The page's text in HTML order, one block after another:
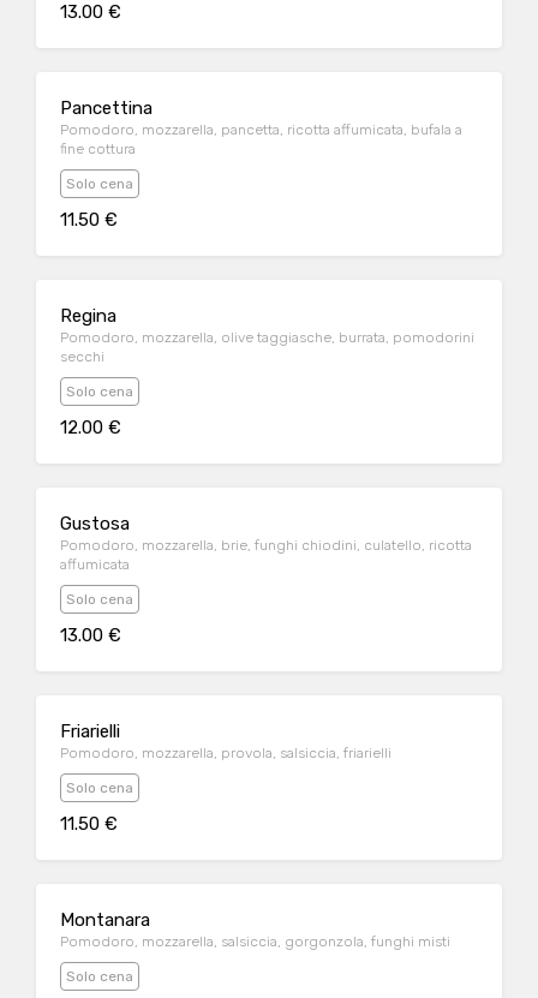
13.00 €
Pancettina
Pomodoro, mozzarella, pancetta, ricotta affumicata, bufala a
fine cottura
Solo cena
11.50 €
Regina
Pomodoro, mozzarella, olive taggiasche, burrata, pomodorini
secchi
Solo cena
12.00 €
Gustosa
Pomodoro, mozzarella, brie, funghi chiodini, culatello, ricotta
affumicata
Solo cena
13.00 €
Friarielli
Pomodoro, mozzarella, provola, salsiccia, friarielli
Solo cena
11.50 €
Montanara
Pomodoro, mozzarella, salsiccia, gorgonzola, funghi misti
Solo cena